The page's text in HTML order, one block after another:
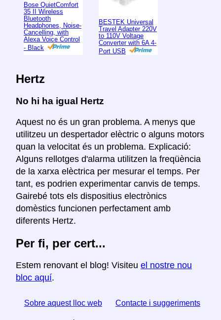
Bose QuietComfort
35 II Wireless
Bluetooth
Headphones, Noise-
Cancelling, with
Alexa Voice Control
- Black
BESTEK Universal
Travel Adapter 220V
to 110V Voltage
Converter with 6A 4-
Port USB
Hertz
No hi ha igual Hertz
Aquest no és un gran problema. A menys que
utilitzeu un despertador elèctric o alguns motors
quan la velocitat és un problema. Explicació:
Alguns rellotges d'alarma utilitzen la freqüència
de la xarxa elèctrica per mesurar el temps. Per
tant, es podrien experimentar canvis de temps.
Gairebé tots els dispositius electrònics
domèstics funcionen perfectament amb
diferents Hertz.
Per fi, per cert...
Estem renovant el blog! Visiteu el nostre nou
bloc aquí.
Sobre aquest lloc web Contacte i suggeriments